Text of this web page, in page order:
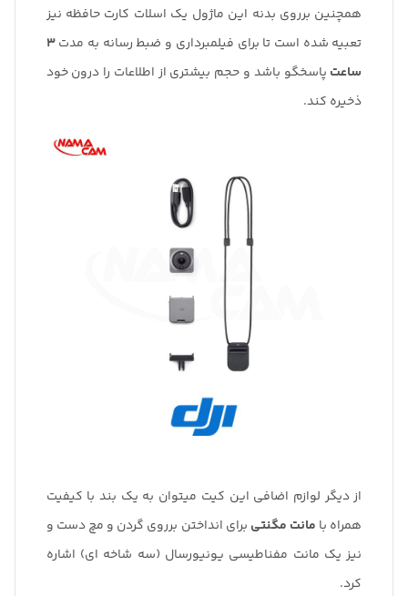
همچنین برروی بدنه این ماژول یک اسلات کارت حافظه نیز
تعبیه شده است تا برای فیلمبرداری و ضبط رسانه به مدت3
ساعت پاسخگو باشد و حجم بیشتری از اطلاعات را درون خود
ذخیره کند.
از دیگر لوازم اضافی این کیت میتوان به یک بند با کیفیت
همراه با مانت مگنتی برای انداختن برروی گردن و مچ دست و
نیز یک مانت مفناطیسی یونیورسال (سه شاخه ای) اشاره
کرد.